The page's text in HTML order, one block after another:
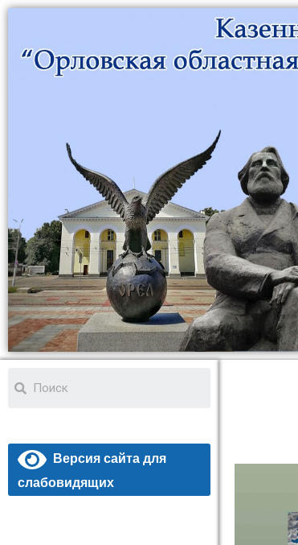
Версия сайта для
слабовидящих